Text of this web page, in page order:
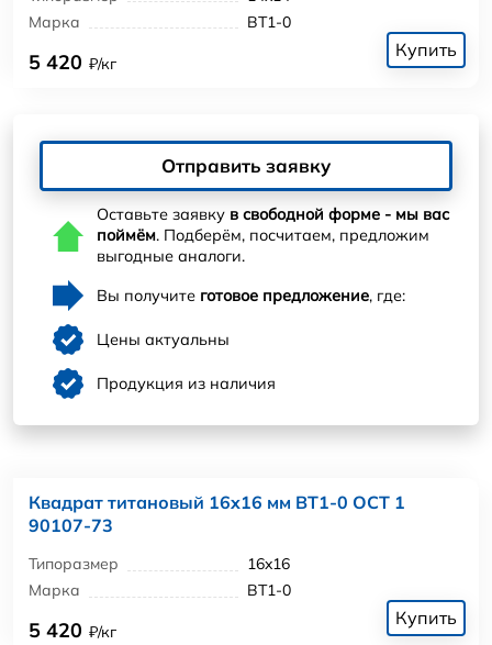
Марка
ВТ1-0
5 420 ₽/кг
Купить
Отправить заявку
Оставьте заявку в свободной форме - мы вас
поймём. Подберём, посчитаем, предложим
выгодные аналоги.
Вы получите готовое предложение, где:
Цены актуальны
Продукция из наличия
Квадрат титановый 16x16 мм ВТ1-0 ОСТ 1
90107-73
Типоразмер
16x16
Марка
ВТ1-0
5 420 ₽/кг
Купить